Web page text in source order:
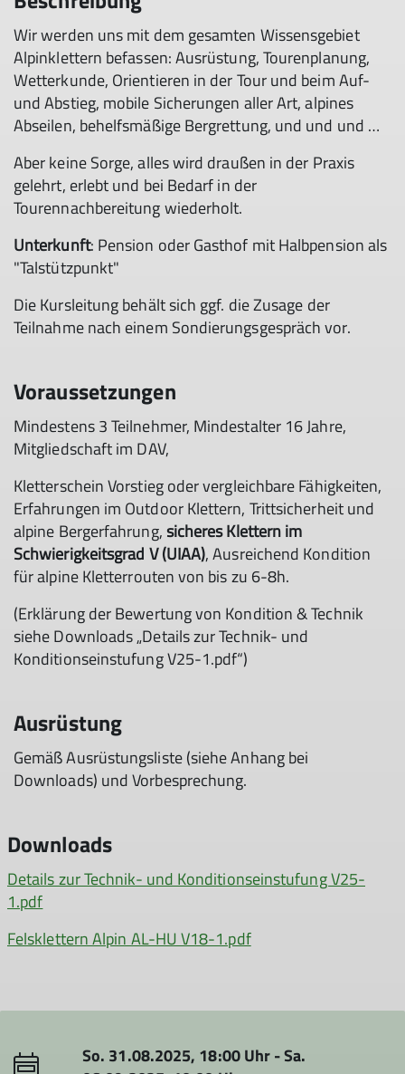
Wir werden uns mit dem gesamten Wissensgebiet
Alpinklettern befassen: Ausrüstung, Tourenplanung,
Wetterkunde, Orientieren in der Tour und beim Auf-
und Abstieg, mobile Sicherungen aller Art, alpines
Abseilen, behelfsmäßige Bergrettung, und und und …
Aber keine Sorge, alles wird draußen in der Praxis
gelehrt, erlebt und bei Bedarf in der
Tourennachbereitung wiederholt.
Unterkunft: Pension oder Gasthof mit Halbpension als
"Talstützpunkt"
Die Kursleitung behält sich ggf. die Zusage der
Teilnahme nach einem Sondierungsgespräch vor.
Voraussetzungen
Mindestens 3 Teilnehmer, Mindestalter 16 Jahre,
Mitgliedschaft im DAV,
Kletterschein Vorstieg oder vergleichbare Fähigkeiten,
Erfahrungen im Outdoor Klettern, Trittsicherheit und
alpine Bergerfahrung,sicheres Klettern im
Schwierigkeitsgrad V (UIAA), Ausreichend Kondition
für alpine Kletterrouten von bis zu 6-8h.
(Erklärung der Bewertung von Kondition & Technik
siehe Downloads „Details zur Technik- und
Konditionseinstufung V25-1.pdf“)
Ausrüstung
Gemäß Ausrüstungsliste (siehe Anhang bei
Downloads) und Vorbesprechung.
Downloads
Details zur Technik- und Konditionseinstufung V25-
1.pdf
Felsklettern Alpin AL-HU V18-1.pdf
So. 31.08.2025, 18:00 Uhr - Sa.